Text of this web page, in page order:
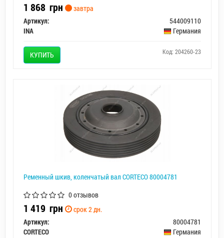
1 868 грн
завтра
Артикул:
544009110
INA
Германия
КУПИТЬ Код: 204260-23
Ременный шкив, коленчатый вал CORTECO 80004781
0 отзывов
1 419 грн
срок 2 дн.
Артикул:
80004781
CORTECO
Германия